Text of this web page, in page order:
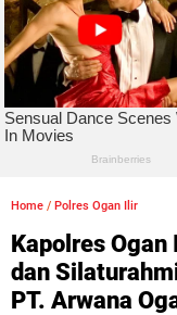
Home / Polres Ogan Ilir
Kapolres
dan
PT. Arwana